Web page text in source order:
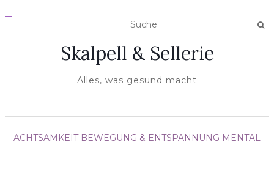
A
Skalpell & Sellerie
Alles, was gesund macht
ACHTSAMKEIT BEWEGUNG & ENTSPANNUNG MENTAL